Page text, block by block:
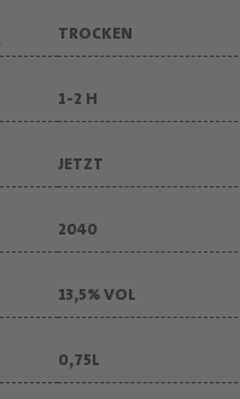
I
G
T
E
TROCKEN
1-2 H
JETZT
2040
13,5% VOL
0,75L